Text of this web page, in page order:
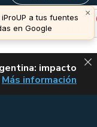
×
a tus fuentes
en Google
Avalanche (-
u$s 6,51
impacto
CLARITY ACT EN
Más información